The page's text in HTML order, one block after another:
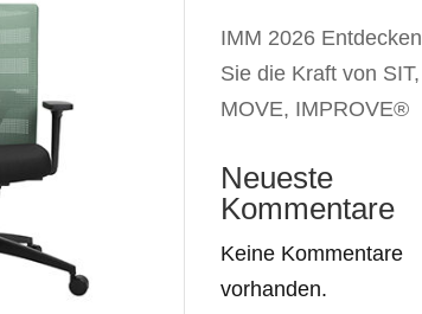
IMM 2026 Entdecken
Sie die Kraft von SIT,
MOVE, IMPROVE®
Neueste
Kommentare
Keine Kommentare
vorhanden.